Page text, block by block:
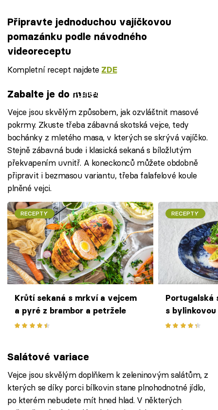
Připravte jednoduchou vajíčkovou
pomazánku podle návodného
videoreceptu
Kompletní recept najdete ZDE
Failed to fetch
Zabalte je do masa
Vejce jsou skvělým způsobem, jak ozvláštnit masové
pokrmy. Zkuste třeba zábavná skotská vejce, tedy
bochánky z mletého masa, v kterých se skrývá vajíčko.
Stejně zábavná bude i klasická sekaná s bíložlutým
překvapením uvnitř. A koneckonců můžete obdobně
připravit i bezmasou variantu, třeba falafelové koule
plněné vejci.
RECEPTY
Krůtí sekaná s mrkví a vejcem
a pyré z brambor a petržele
RECEPTY
Portugalská
s bylinkovou
Salátové variace
Vejce jsou skvělým doplňkem k zeleninovým salátům, z
kterých se díky porci bílkovin stane plnohodnotné jídlo,
po kterém nebudete mít hned hlad. V některých